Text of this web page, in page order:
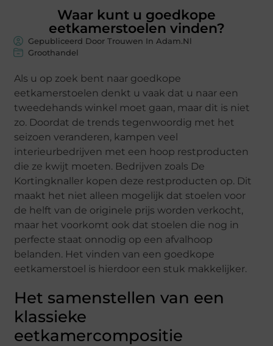
Waar kunt u goedkope
eetkamerstoelen vinden?
Gepubliceerd Door Trouwen In Adam.nl
Groothandel
Als u op zoek bent naar goedkope
eetkamerstoelen denkt u vaak dat u naar een
tweedehands winkel moet gaan, maar dit is niet
zo. Doordat de trends tegenwoordig met het
seizoen veranderen, kampen veel
interieurbedrijven met een hoop restproducten
die ze kwijt moeten. Bedrijven zoals De
Kortingknaller kopen deze restproducten op. Dit
maakt het niet alleen mogelijk dat stoelen voor
de helft van de originele prijs worden verkocht,
maar het voorkomt ook dat stoelen die nog in
perfecte staat onnodig op een afvalhoop
belanden. Het vinden van een goedkope
eetkamerstoel is hierdoor een stuk makkelijker.
Het samenstellen van een
klassieke
eetkamercompositie